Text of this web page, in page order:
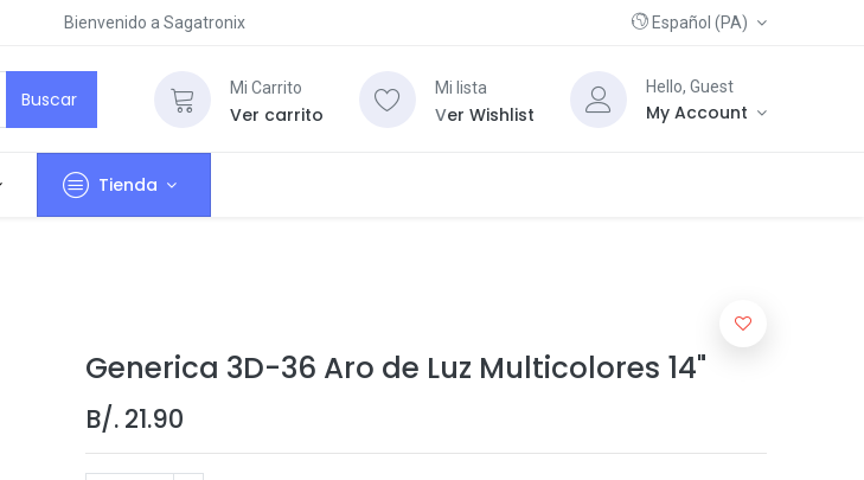
Bienvenido a Sagatronix Español (PA)
Buscar Mi Carrito
Ver carrito
Mi lista
Ver Wishlist
Hello, Guest
My Account
Tienda
Generica 3D-36 Aro de Luz Multicolores 14"
B/. 21.90